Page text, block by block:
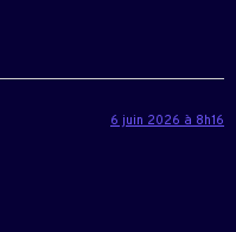
6 juin 2026 à 8h16